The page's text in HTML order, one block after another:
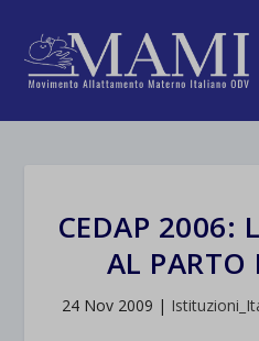
CEDAP 2006:
AL
24 Nov 2009 |